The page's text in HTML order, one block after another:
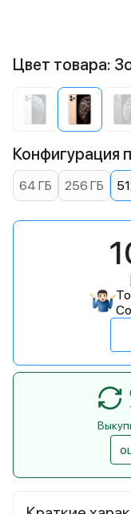
Цвет товара:
Конфигурация
64 ГБ 256 ГБ